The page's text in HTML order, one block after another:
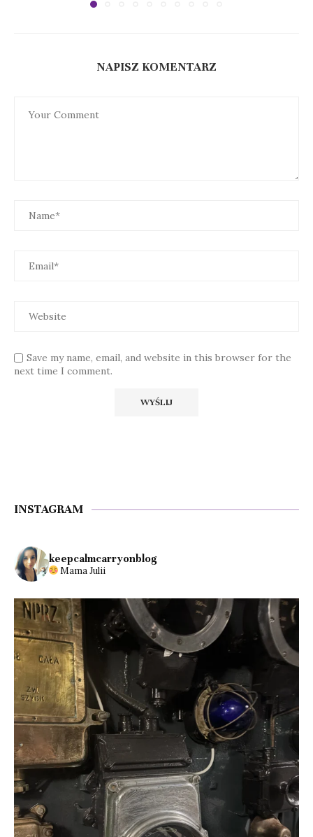
NAPISZ KOMENTARZ
Save my name, email, and website in this browser for the
next time I comment.
INSTAGRAM
keepcalmcarryonblog
Mama Julii